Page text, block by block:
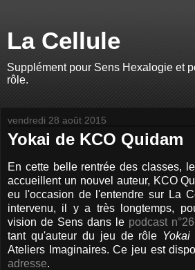
La Cellule
Supplément pour Sens Hexalogie et
rôle.
vendredi 28 août 2015
Yokai de KCO Quidam
En cette belle rentrée des classes,
accueillent un nouvel auteur, KCO
eu l'occasion de l'entendre sur La
intervenu, il y a très longtemps,
vision de Sens dans le podcast n°26
tant qu'auteur du jeu de rôle Yokai
Ateliers Imaginaires. Ce jeu est
adresse.